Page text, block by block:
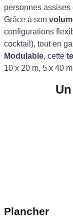
personnes assises
Grâce à son
configurations
cocktail), tout en
Modulable, cette
10 x 20 m, 5 x 40
Plancher